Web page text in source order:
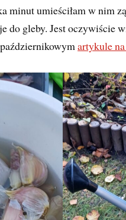
minut umieściłam w nim
do gleby. Jest oczywiście
artykule